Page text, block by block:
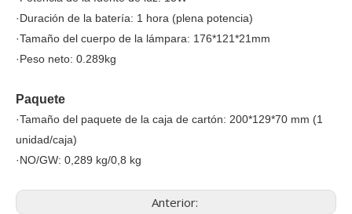
·Duración de la batería: 1 hora (plena potencia)
·Tamaño del cuerpo de la lámpara: 176*121*21mm
·Peso neto: 0.289kg
Paquete
·Tamaño del paquete de la caja de cartón: 200*129*70 mm (1
unidad/caja)
·NO/GW: 0,289 kg/0,8 kg
Anterior: